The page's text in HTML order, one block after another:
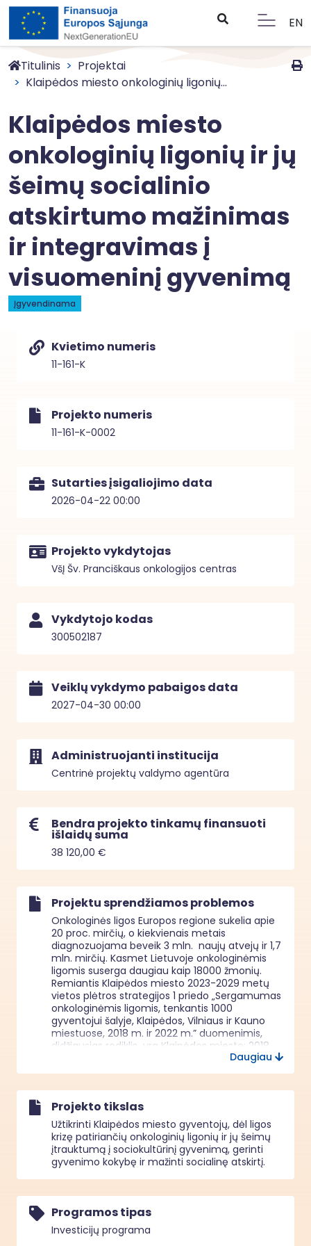
EN
Titulinis
Projektai
Klaipėdos miesto onkologinių ligonių...
Klaipėdos miesto
onkologinių ligonių ir jų
šeimų socialinio
atskirtumo mažinimas
ir integravimas į
visuomeninį gyvenimą
Įgyvendinama
Kvietimo numeris
11-161-K
Projekto numeris
11-161-K-0002
Sutarties įsigaliojimo data
2026-04-22 00:00
Projekto vykdytojas
VšĮ Šv. Pranciškaus onkologijos centras
Vykdytojo kodas
300502187
Veiklų vykdymo pabaigos data
2027-04-30 00:00
Administruojanti institucija
Centrinė projektų valdymo agentūra
Bendra projekto tinkamų finansuoti
išlaidų suma
38 120,00 €
Projektu sprendžiamos problemos
Onkologinės ligos Europos regione sukelia apie
20 proc. mirčių, o kiekvienais metais
diagnozuojama beveik 3 mln.  naujų atvejų ir 1,7
mln. mirčių. Kasmet Lietuvoje onkologinėmis
ligomis suserga daugiau kaip 18000 žmonių.
Remiantis Klaipėdos miesto 2023-2029 metų
vietos plėtros strategijos 1 priedo „Sergamumas
onkologinėmis ligomis, tenkantis 1000
gyventojui šalyje, Klaipėdos, Vilniaus ir Kauno
miestuose, 2018 m. ir 2022 m.” duomenimis,
didžiausias rodiklis  yra Klaipėdos mieste: 2018
m. – 111,7 onkologinių ligonių., 2022 m.- 113,4
onkologinių ligonių tenka 1000 šalies gyventojų
plėtros strategijos, kuri vidaus reikalų ministro
įsakymu įtraukta į siūlomų finansuoti vietos
plėtros strategijų sąrašą, veiksmams
įgyvendinti. Projekto  veiksmu „Savitarpio
pagalbos grupių, psichosocialinių,
sociokultūrinių bei krizių įveikimo paslaugų
teikimas  neįgaliesiems ir dėl ligos krizę
patiriantiems asmenims ir jų artimiesiems-1”
(VP veiksmo  Nr. 11-161-K ) siekiamas rezultatas
yra  suteikti  paslaugas 37 esantiems krizėje dėl
onkologinės ligos  Klaipėdos miesto
Daugiau
Projekto tikslas
Užtikrinti Klaipėdos miesto gyventojų, dėl ligos
krizę patiriančių onkologinių ligonių ir jų šeimų
įtrauktumą į sociokultūrinį gyvenimą, gerinti
gyvenimo kokybę ir mažinti socialinę atskirtį.
Programos tipas
Investicijų programa